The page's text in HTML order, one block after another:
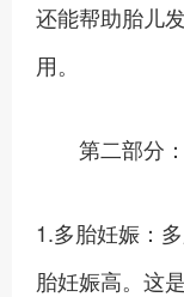
还能帮助胎儿
用。
第二部分：
1.多胎妊娠：
胎妊娠高。这